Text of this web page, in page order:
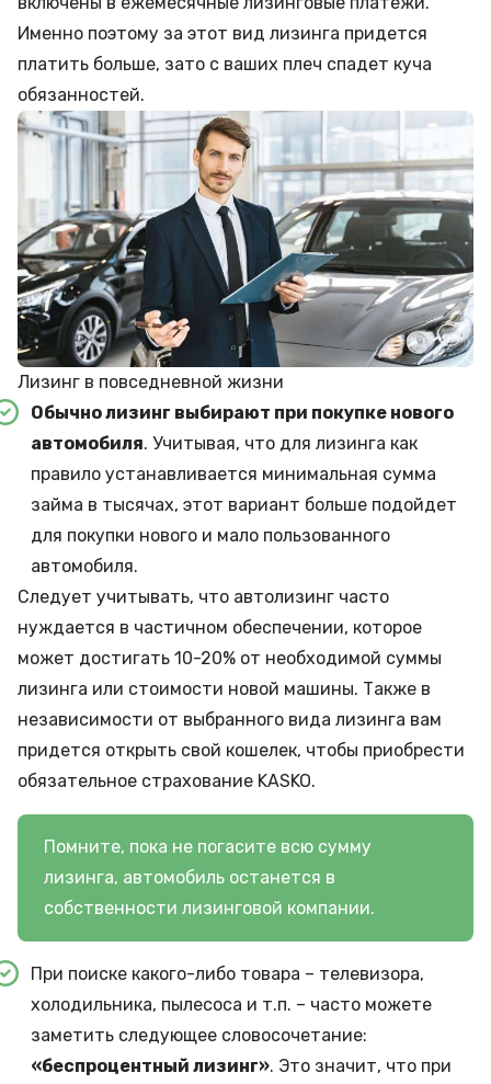
Именно поэтому за этот вид лизинга придется
платить больше, зато с ваших плеч спадет куча
обязанностей.
Лизинг в повседневной жизни
Обычно лизинг выбирают при покупке нового
автомобиля. Учитывая, что для лизинга как
правило устанавливается минимальная сумма
займа в тысячах, этот вариант больше подойдет
для покупки нового и мало пользованного
автомобиля.
Следует учитывать, что автолизинг часто
нуждается в частичном обеспечении, которое
может достигать 10-20% от необходимой суммы
лизинга или стоимости новой машины. Также в
независимости от выбранного вида лизинга вам
придется открыть свой кошелек, чтобы приобрести
обязательное страхование KASKO.
Помните, пока не погасите всю сумму
лизинга, автомобиль останется в
собственности лизинговой компании.
При поиске какого-либо товара – телевизора,
холодильника, пылесоса и т.п. – часто можете
заметить следующее словосочетание:
«беспроцентный лизинг». Это значит, что при